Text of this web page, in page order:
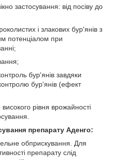
застосування: від посіву до
і злакових бур'янів з
потенціалом при
бур'янів завдяки
контролю бур'янів (ефект
рівня врожайності
препарату Аденго:
обприскування. Для
препарату слід